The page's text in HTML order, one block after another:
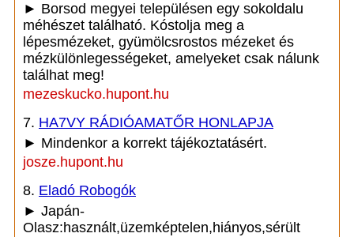
► Borsod megyei településen egy sokoldalu
méhészet található. Kóstolja meg a
lépesmézeket, gyümölcsrostos mézeket és
mézkülönlegességeket, amelyeket csak nálunk
találhat meg!
mezeskucko.hupont.hu
7. HA7VY RÁDIÓAMATŐR HONLAPJA
► Mindenkor a korrekt tájékoztatásért.
josze.hupont.hu
8. Eladó Robogók
► Japán-
Olasz:használt,üzemképtelen,hiányos,sérült